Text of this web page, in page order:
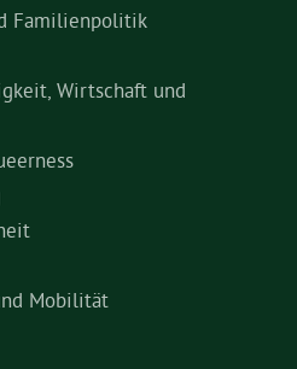
Familienpolitik
Wirtschaft und
Mobilität